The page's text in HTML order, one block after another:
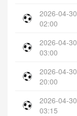
2026-04-30
02:00
2026-04-30
03:00
2026-04-30
20:00
2026-04-30
03:15